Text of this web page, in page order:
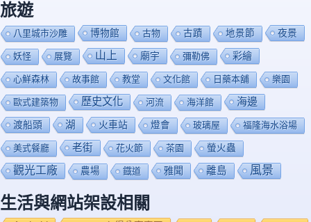
旅遊
八里城市沙雕 博物館 古物 古蹟 地景節 夜景
妖怪 展覽 山上 廟宇 彌勒佛 彩繪
心鮮森林 故事館 教堂 文化館 日藥本舖 樂園
歐式建築物 歷史文化 河流 海洋館 海邊
渡船頭 湖 火車站 燈會 玻璃屋 福隆海水浴場
美式餐廳 老街 花火節 茶園 螢火蟲
觀光工廠 農場 鐡道 雅聞 離島 風景
生活與網站架設相關